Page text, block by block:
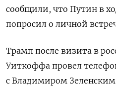
сообщили, что Путин в
попросил о личной
Трамп после визита в
Уиткоффа провел
с Владимиром